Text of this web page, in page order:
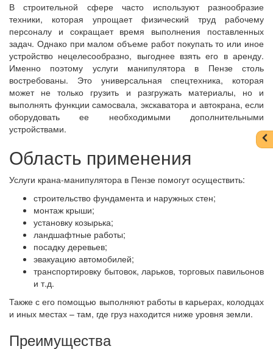
В строительной сфере часто используют разнообразие
техники, которая упрощает физический труд рабочему
персоналу и сокращает время выполнения поставленных
задач. Однако при малом объеме работ покупать то или иное
устройство нецелесообразно, выгоднее взять его в аренду.
Именно поэтому услуги манипулятора в Пензе столь
востребованы. Это универсальная спецтехника, которая
может не только грузить и разгружать материалы, но и
выполнять функции самосвала, экскаватора и автокрана, если
оборудовать ее необходимыми дополнительными
устройствами.
Область применения
Услуги крана-манипулятора в Пензе помогут осуществить:
строительство фундамента и наружных стен;
монтаж крыши;
установку козырька;
ландшафтные работы;
посадку деревьев;
эвакуацию автомобилей;
транспортировку бытовок, ларьков, торговых павильонов
и т.д.
Также с его помощью выполняют работы в карьерах, колодцах
и иных местах – там, где груз находится ниже уровня земли.
Преимущества